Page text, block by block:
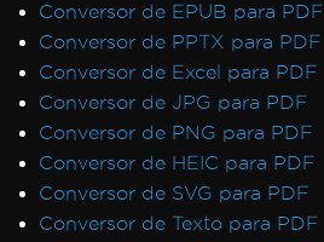
Conversor de EPUB para PDF
Conversor de PPTX para PDF
Conversor de Excel para PDF
Conversor de JPG para PDF
Conversor de PNG para PDF
Conversor de HEIC para PDF
Conversor de SVG para PDF
Conversor de Texto para PDF